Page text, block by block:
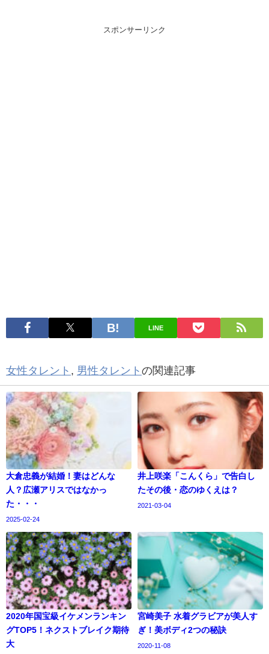
スポンサーリンク
LINE
女性タレント , 男性タレント の関連記事
大倉忠義が結婚！妻はどんな
人？広瀬アリスではなかっ
た・・・
2025-02-24
井上咲楽「こんくら」で告白し
たその後・恋のゆくえは？
2021-03-04
2020年国宝級イケメンランキン
グTOP5！ネクストブレイク期待
大
宮崎美子 水着グラビアが美人す
ぎ！美ボディ2つの秘訣
2020-11-08